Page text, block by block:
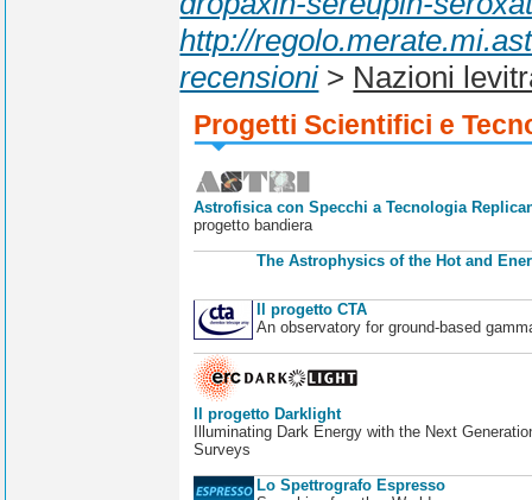
http://
recensioni> Nazioni
Progetti Scientifici e
Astrofisica con Specchi a Tecnologia
progetto bandiera
The Astrophysics of the Hot and
Il progetto CTA
An observatory for ground-based
Il progetto Darklight
Illuminating Dark Energy with the Next
Surveys
Lo Spettrografo Espresso